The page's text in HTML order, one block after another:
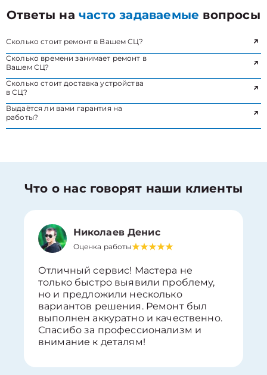
Ответы начасто задаваемые вопросы
Сколько стоит ремонт в Вашем СЦ?
Сколько времени занимает ремонт в
Вашем СЦ?
Сколько стоит доставка устройства
в СЦ?
Выдаётся ли вами гарантия на
работы?
Что о нас говорят наши клиенты
Николаев Денис
Оценка работы
Отличный сервис! Мастера не
только быстро выявили проблему,
но и предложили несколько
вариантов решения. Ремонт был
выполнен аккуратно и качественно.
Спасибо за профессионализм и
внимание к деталям!